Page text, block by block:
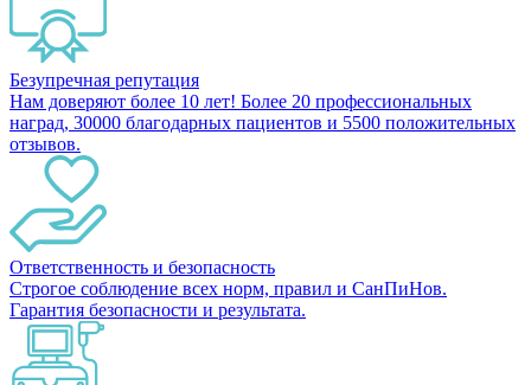
Безупречная репутация
Нам доверяют более 10 лет! Более 20 профессиональных
наград, 30000 благодарных пациентов и 5500 положительных
отзывов.
Ответственность и безопасность
Строгое соблюдение всех норм, правил и СанПиНов.
Гарантия безопасности и результата.